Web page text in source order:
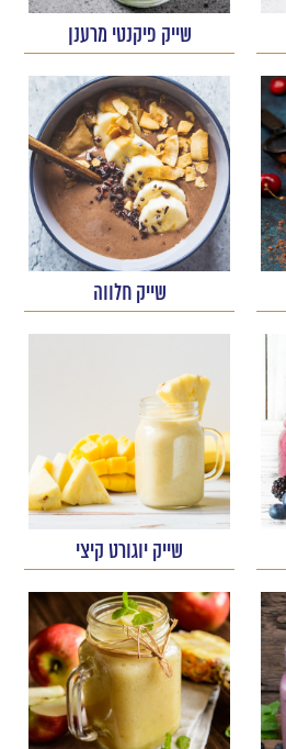
שייק פיקנטי מרענן
שייק חלווה
שייק יוגורט קיצי